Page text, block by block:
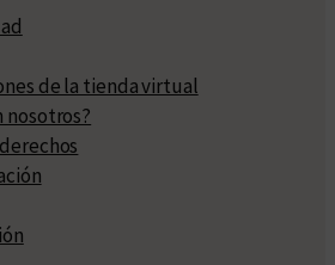
de la tienda virtual
nosotros?